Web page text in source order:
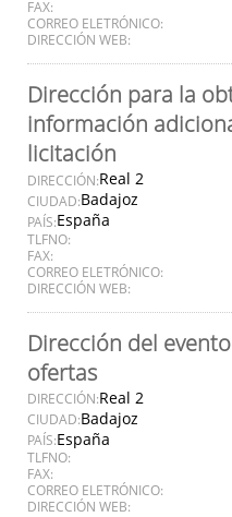
FAX:
CORREO ELETRÓNICO:
DIRECCIÓN WEB:
Dirección para la
información
licitación
DIRECCIÓN:Real 2
CIUDAD:Badajoz
PAÍS:España
TLFNO:
FAX:
CORREO ELETRÓNICO:
DIRECCIÓN WEB:
Dirección del
ofertas
DIRECCIÓN:Real 2
CIUDAD:Badajoz
PAÍS:España
TLFNO:
FAX:
CORREO ELETRÓNICO:
DIRECCIÓN WEB: